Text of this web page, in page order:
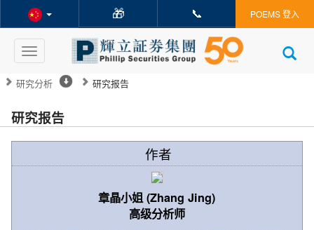
🎁 📞 POEMS 登入
Toggle
navigation
研究分析 研究报告
研究报告
作者
章晶小姐 (Zhang Jing)
高级分析师